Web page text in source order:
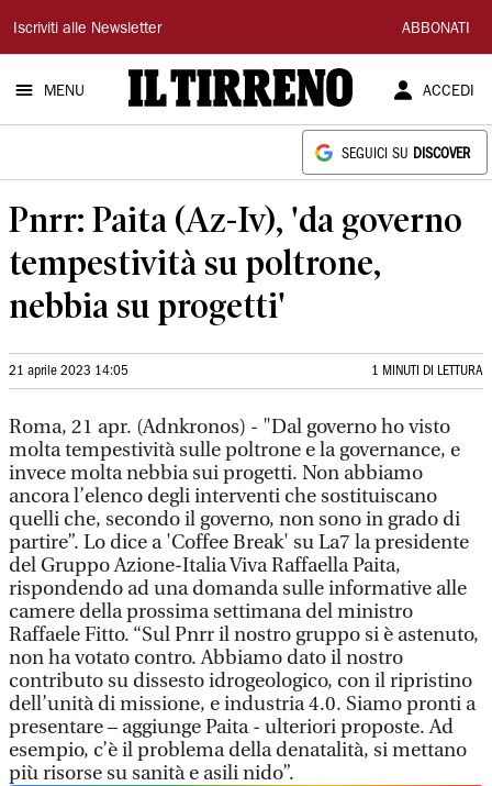
Il
Tirreno
Iscriviti alle Newsletter ABBONATI
MENU ACCEDI
SEGUICI SU DISCOVER
Pnrr: Paita (Az-Iv), 'da governo
tempestività su poltrone,
nebbia su progetti'
21 aprile 2023 14:05 1 MINUTI DI LETTURA
Roma, 21 apr. (Adnkronos) - "Dal governo ho visto
molta tempestività sulle poltrone e la governance, e
invece molta nebbia sui progetti. Non abbiamo
ancora l’elenco degli interventi che sostituiscano
quelli che, secondo il governo, non sono in grado di
partire”. Lo dice a 'Coffee Break' su La7 la presidente
del Gruppo Azione-Italia Viva Raffaella Paita,
rispondendo ad una domanda sulle informative alle
camere della prossima settimana del ministro
Raffaele Fitto. “Sul Pnrr il nostro gruppo si è astenuto,
non ha votato contro. Abbiamo dato il nostro
contributo su dissesto idrogeologico, con il ripristino
dell’unità di missione, e industria 4.0. Siamo pronti a
presentare – aggiunge Paita - ulteriori proposte. Ad
esempio, c’è il problema della denatalità, si mettano
più risorse su sanità e asili nido”.